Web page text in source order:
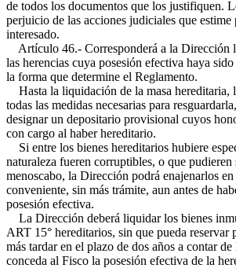
de todos los documentos que los justifiquen.
perjuicio de las acciones judiciales que estime
interesado.
Artículo 46.- Corresponderá a la Dirección
las herencias cuya posesión efectiva haya
la forma que determine el Reglamento.
Hasta la liquidación de la masa hereditaria,
todas las medidas necesarias para
designar un depositario provisional cuyos
con cargo al haber hereditario.
Si entre los bienes hereditarios hubiere
naturaleza fueren corruptibles, o que
menoscabo, la Dirección podrá enajenarlos
conveniente, sin más trámite, aun antes de
posesión efectiva.
La Dirección deberá liquidar los bienes
ART 15° hereditarios, sin que pueda reservar
más tardar en el plazo de dos años a contar de
conceda al Fisco la posesión efectiva de la